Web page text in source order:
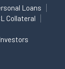
Loans
Collateral